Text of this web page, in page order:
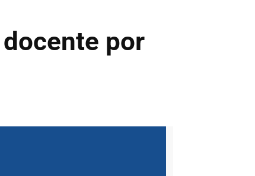
por